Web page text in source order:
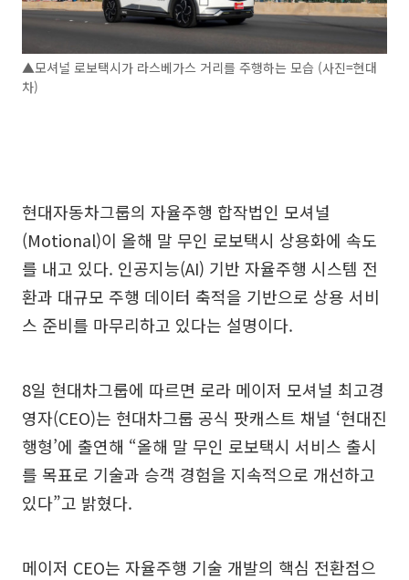
▲모셔널 로보택시가 라스베가스 거리를 주행하는 모습 (사진=현대
차)
현대자동차그룹의 자율주행 합작법인 모셔널
(Motional)이 올해 말 무인 로보택시 상용화에 속도
를 내고 있다. 인공지능(AI) 기반 자율주행 시스템 전
환과 대규모 주행 데이터 축적을 기반으로 상용 서비
스 준비를 마무리하고 있다는 설명이다.
8일 현대차그룹에 따르면 로라 메이저 모셔널 최고경
영자(CEO)는 현대차그룹 공식 팟캐스트 채널 ‘현대진
행형’에 출연해 “올해 말 무인 로보택시 서비스 출시
를 목표로 기술과 승객 경험을 지속적으로 개선하고
있다”고 밝혔다.
메이저 CEO는 자율주행 기술 개발의 핵심 전환점으